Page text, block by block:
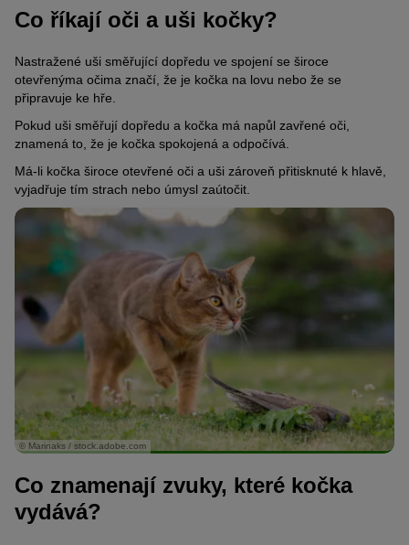
Co říkají oči a uši kočky?
Nastražené uši směřující dopředu ve spojení se široce
otevřenýma očima značí, že je kočka na lovu nebo že se
připravuje ke hře.
Pokud uši směřují dopředu a kočka má napůl zavřené oči,
znamená to, že je kočka spokojená a odpočívá.
Má-li kočka široce otevřené oči a uši zároveň přitisknuté k hlavě,
vyjadřuje tím strach nebo úmysl zaútočit.
© Marinaks / stock.adobe.com
Co znamenají zvuky, které kočka
vydává?